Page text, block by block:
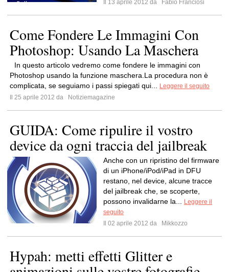
Il 13 aprile 2012 da
Fabio Franciosi
Come Fondere Le Immagini Con
Photoshop: Usando La Maschera
In questo articolo vedremo come fondere le immagini con
Photoshop usando la funzione maschera.La procedura non è
complicata, se seguiamo i passi spiegati qui...
Leggere il seguito
Il 25 aprile 2012 da
Notiziemagazine
GUIDA: Come ripulire il vostro
device da ogni traccia del jailbreak
Anche con un ripristino del firmware
di un iPhone/iPod/iPad in DFU
restano, nel device, alcune tracce
del jailbreak che, se scoperte,
possono invalidarne la...
Leggere il
seguito
Il 02 aprile 2012 da
Mikkozzo
Hypah: metti effetti Glitter e